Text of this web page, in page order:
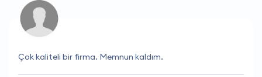
Çok kaliteli bir firma. Memnun kaldım.